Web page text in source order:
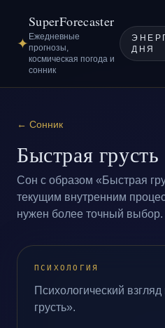
✦
SuperForecaster
Ежедневные
прогнозы,
космическая погода и
сонник
ДНЯ
← Сонник
Быстрая грусть
Сон с образом «Быстрая
текущим внутренним
нужен более точный выбор.
ПСИХОЛОГИЯ
Психологический
грусть».